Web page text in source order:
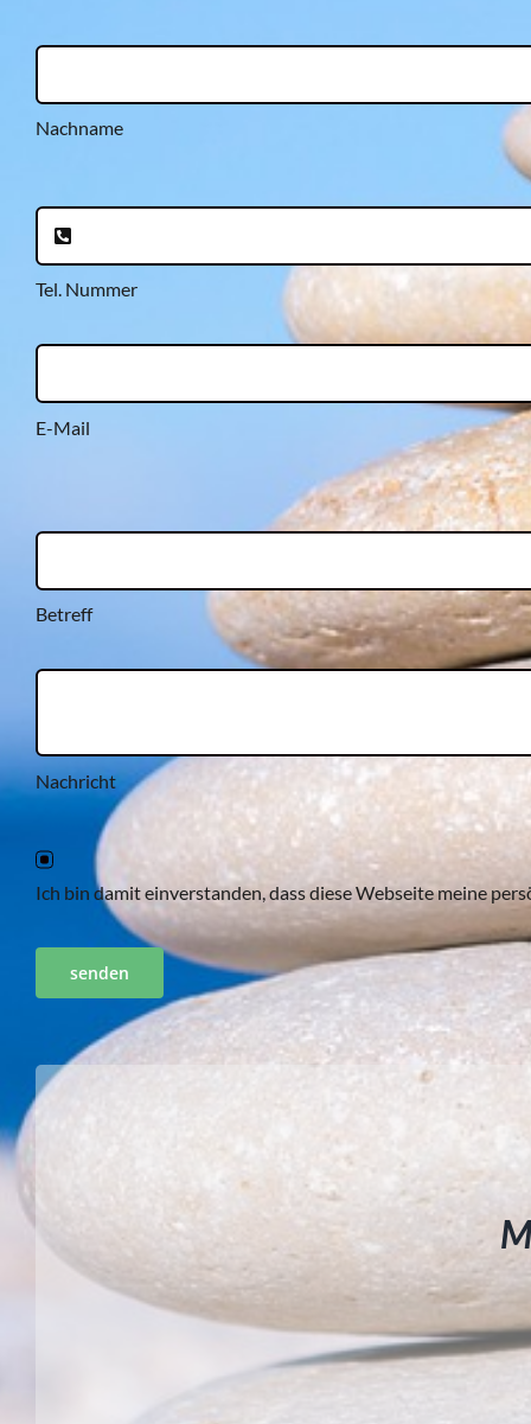
Nachname
Tel. Nummer
E-Mail
Betreff
Nachricht
Ich bin damit einverstanden, dass diese Webseite meine
senden